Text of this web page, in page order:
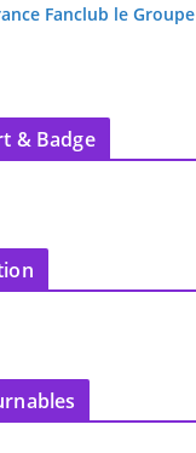
Fanclub le Groupe
& Badge